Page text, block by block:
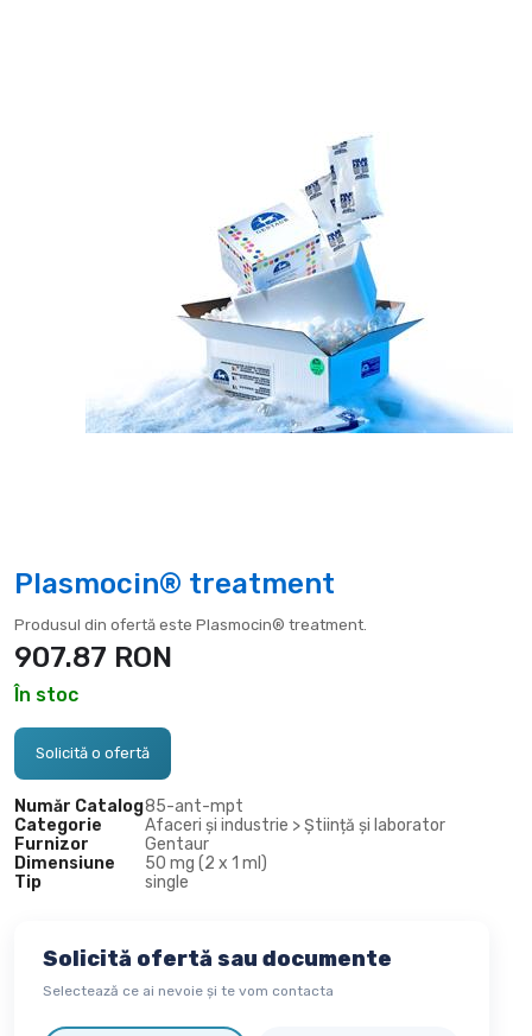
Plasmocin® treatment
Produsul din ofertă este Plasmocin® treatment.
907.87 RON
În stoc
Solicită o ofertă
Număr Catalog85-ant-mpt
Categorie
Afaceri și industrie > Știință și laborator
Furnizor
Gentaur
Dimensiune
50 mg (2 x 1 ml)
Tip
single
Solicită ofertă sau documente
Selectează ce ai nevoie și te vom contacta